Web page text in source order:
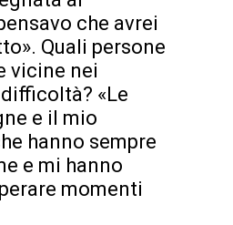
che avrei
Quali persone
vicine nei
«Le
e il mio
hanno sempre
e mi hanno
momenti